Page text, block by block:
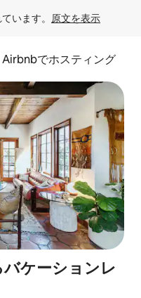
います。 原文を表示
Airbnbでホスティング
ケーションレ